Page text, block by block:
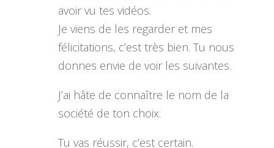
avoir vu tes vidéos.
Je viens de les regarder et mes
félicitations, c’est très bien. Tu nous
donnes envie de voir les suivantes.
J’ai hâte de connaître le nom de la
société de ton choix.
Tu vas réussir, c’est certain.